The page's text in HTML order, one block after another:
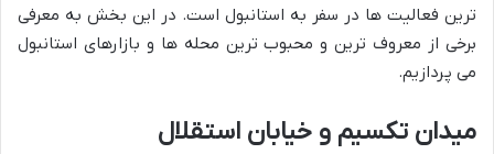
ترین فعالیت ها در سفر به استانبول است. در این بخش به معرفی
برخی از معروف ترین و محبوب ترین محله ها و بازارهای استانبول
می پردازیم.
میدان تکسیم و خیابان استقلال